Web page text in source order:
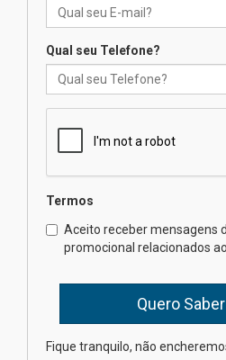
finalista
04.08.2026
03.08.2026
de pulmão
Qual seu Telefone?
Termos
Aceito receber mensagens
promocional relacionados
Fique tranquilo, não